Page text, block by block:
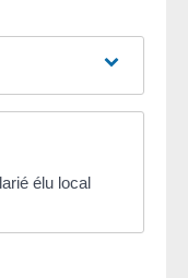
élu local